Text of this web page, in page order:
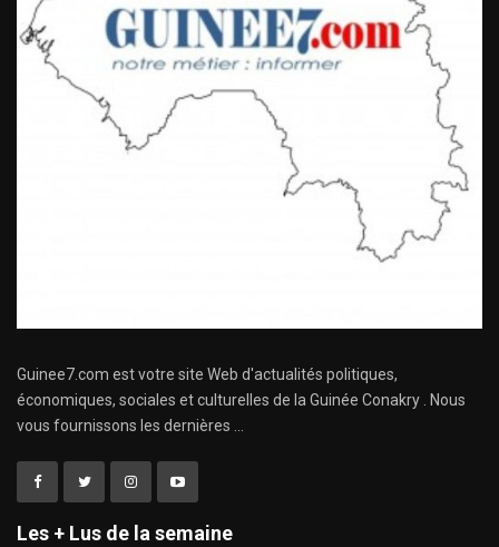
Guinee7.com est votre site Web d'actualités politiques,
économiques, sociales et culturelles de la Guinée Conakry . Nous
vous fournissons les dernières ...
Les + Lus de la semaine